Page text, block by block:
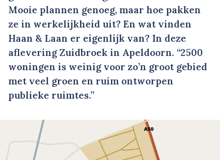
Mooie plannen genoeg, maar hoe pakken
ze in werkelijkheid uit? En wat vinden
Haan & Laan er eigenlijk van? In deze
aflevering Zuidbroek in Apeldoorn. “2500
woningen is weinig voor zo’n groot gebied
met veel groen en ruim ontworpen
publieke ruimtes.”